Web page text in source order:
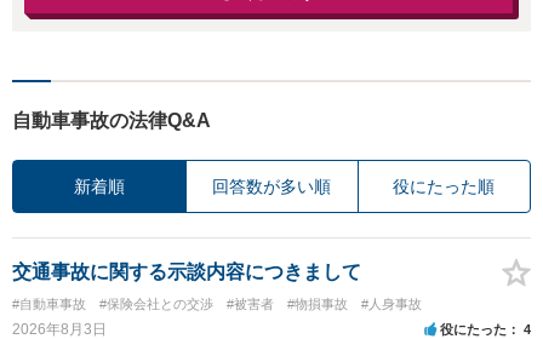
自動車事故の法律Q&A
新着順 回答数が多い順 役にたった順
交通事故に関する示談内容につきまして
#自動車事故 #保険会社との交渉 #被害者 #物損事故 #人身事故
2026年8月3日 役にたった 4